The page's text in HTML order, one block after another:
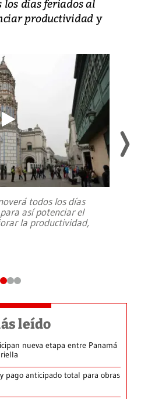
los días feriados al
productividad y
todos los días
así potenciar el
la productividad,
leído
nueva etapa entre Panamá
pago anticipado total para obras